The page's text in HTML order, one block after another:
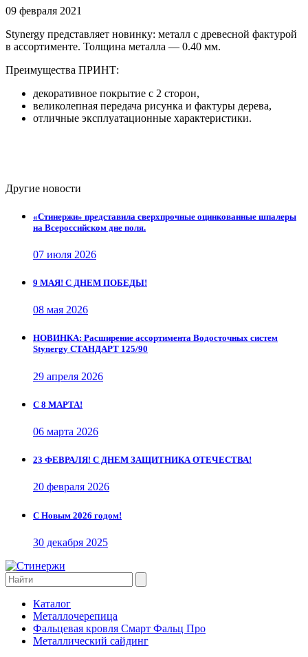
09 февраля 2021
Stynergy представляет новинку: металл с древесной фактурой
в ассортименте. Толщина металла — 0.40 мм.
Преимущества ПРИНТ:
декоративное покрытие с 2 сторон,
великолепная передача рисунка и фактуры дерева,
отличные эксплуатационные характеристики.
Другие новости
«Стинержи» представила сверхпрочные оцинкованные шпалеры
на Всероссийском дне поля.
07 июля 2026
9 МАЯ! С ДНЕМ ПОБЕДЫ!
08 мая 2026
НОВИНКА: Расширение ассортимента Водосточных систем
Stynergy СТАНДАРТ 125/90
29 апреля 2026
С 8 МАРТА!
06 марта 2026
23 ФЕВРАЛЯ! С ДНЕМ ЗАЩИТНИКА ОТЕЧЕСТВА!
20 февраля 2026
С Новым 2026 годом!
30 декабря 2025
Каталог
Металлочерепица
Фальцевая кровля Смарт Фальц Про
Металлический сайдинг